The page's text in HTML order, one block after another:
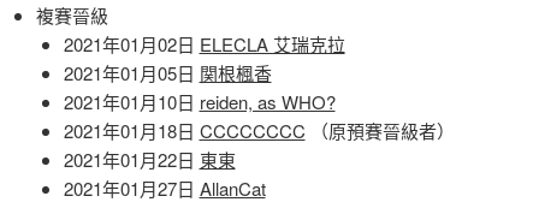
D4DJ
項
目
海
選
晉
複賽晉級
2021年01月02日 ELECLA 艾瑞克拉
2021年01月05日 関根楓香
2021年01月10日 reiden, as WHO?
2021年01月18日 CCCCCCCC （原預賽晉級者）
2021年01月22日 東東
2021年01月27日 AllanCat